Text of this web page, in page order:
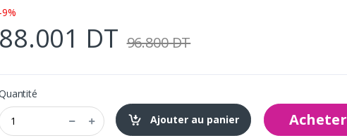
-9%
88.001 DT 96.800 DT
Ajouter au panier
Acheter